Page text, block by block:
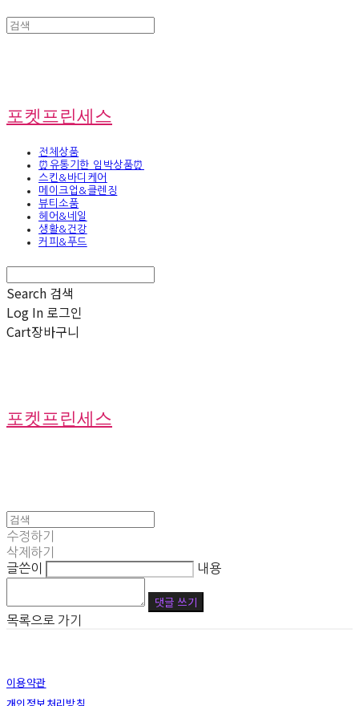
포켓프린세스
전체상품
⏰유통기한 임박상품⏰
스킨&바디케어
메이크업&클렌징
뷰티소품
헤어&네일
생활&건강
커피&푸드
Search 검색
Log In 로그인
Cart장바구니
포켓프린세스
수정하기
삭제하기
글쓴이
내용
댓글 쓰기
목록으로 가기
이용약관